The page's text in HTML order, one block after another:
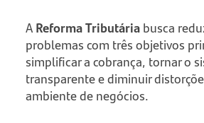
AReforma Tributáriabusca
problemas com três objetivos
simplificar a cobrança, tornar o
transparente e diminuir
ambiente de negócios.